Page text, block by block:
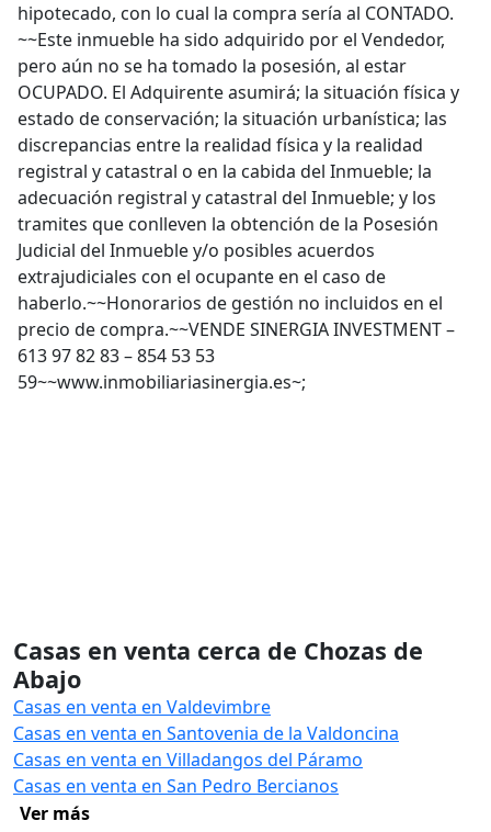
hipotecado, con lo cual la compra sería al CONTADO.
~~Este inmueble ha sido adquirido por el Vendedor,
pero aún no se ha tomado la posesión, al estar
OCUPADO. El Adquirente asumirá; la situación física y
estado de conservación; la situación urbanística; las
discrepancias entre la realidad física y la realidad
registral y catastral o en la cabida del Inmueble; la
adecuación registral y catastral del Inmueble; y los
tramites que conlleven la obtención de la Posesión
Judicial del Inmueble y/o posibles acuerdos
extrajudiciales con el ocupante en el caso de
haberlo.~~Honorarios de gestión no incluidos en el
precio de compra.~~VENDE SINERGIA INVESTMENT –
613 97 82 83 – 854 53 53
59~~www.inmobiliariasinergia.es~;
Casas en venta cerca de Chozas de
Abajo
Casas en venta en Valdevimbre
Casas en venta en Santovenia de la Valdoncina
Casas en venta en Villadangos del Páramo
Casas en venta en San Pedro Bercianos
Ver más